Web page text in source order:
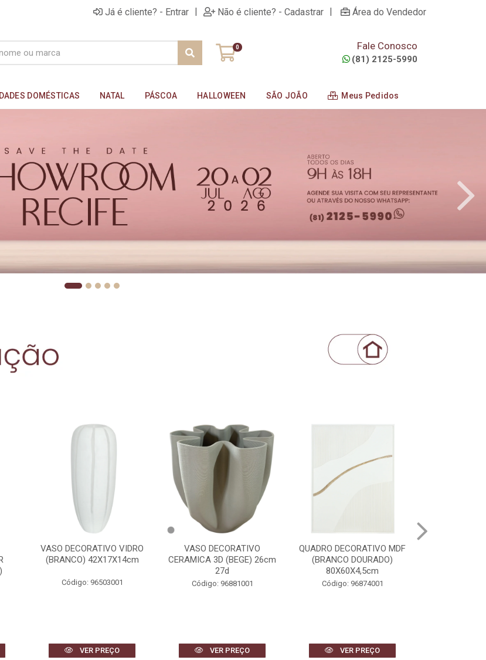
Já é cliente? - Entrar | Não é cliente? - Cadastrar | Área do Vendedor
0 Fale Conosco
(81) 2125-5990
DOMÉSTICAS NATAL PÁSCOA HALLOWEEN SÃO JOÃO Meus Pedidos
VASO DECORATIVO
CERAMICA 3D (BEGE) 26cm
Código: 96881001
VER PREÇO
QUADRO DECORATIVO MDF
(BRANCO DOURADO)
80X60X4,5cm
Código: 96874001
VER PREÇO
CACHEPOT DECORATVIO
CIMENTO FOLHAS (BEGE)
23,5cm 26d
Código: 97024001
VER PREÇO